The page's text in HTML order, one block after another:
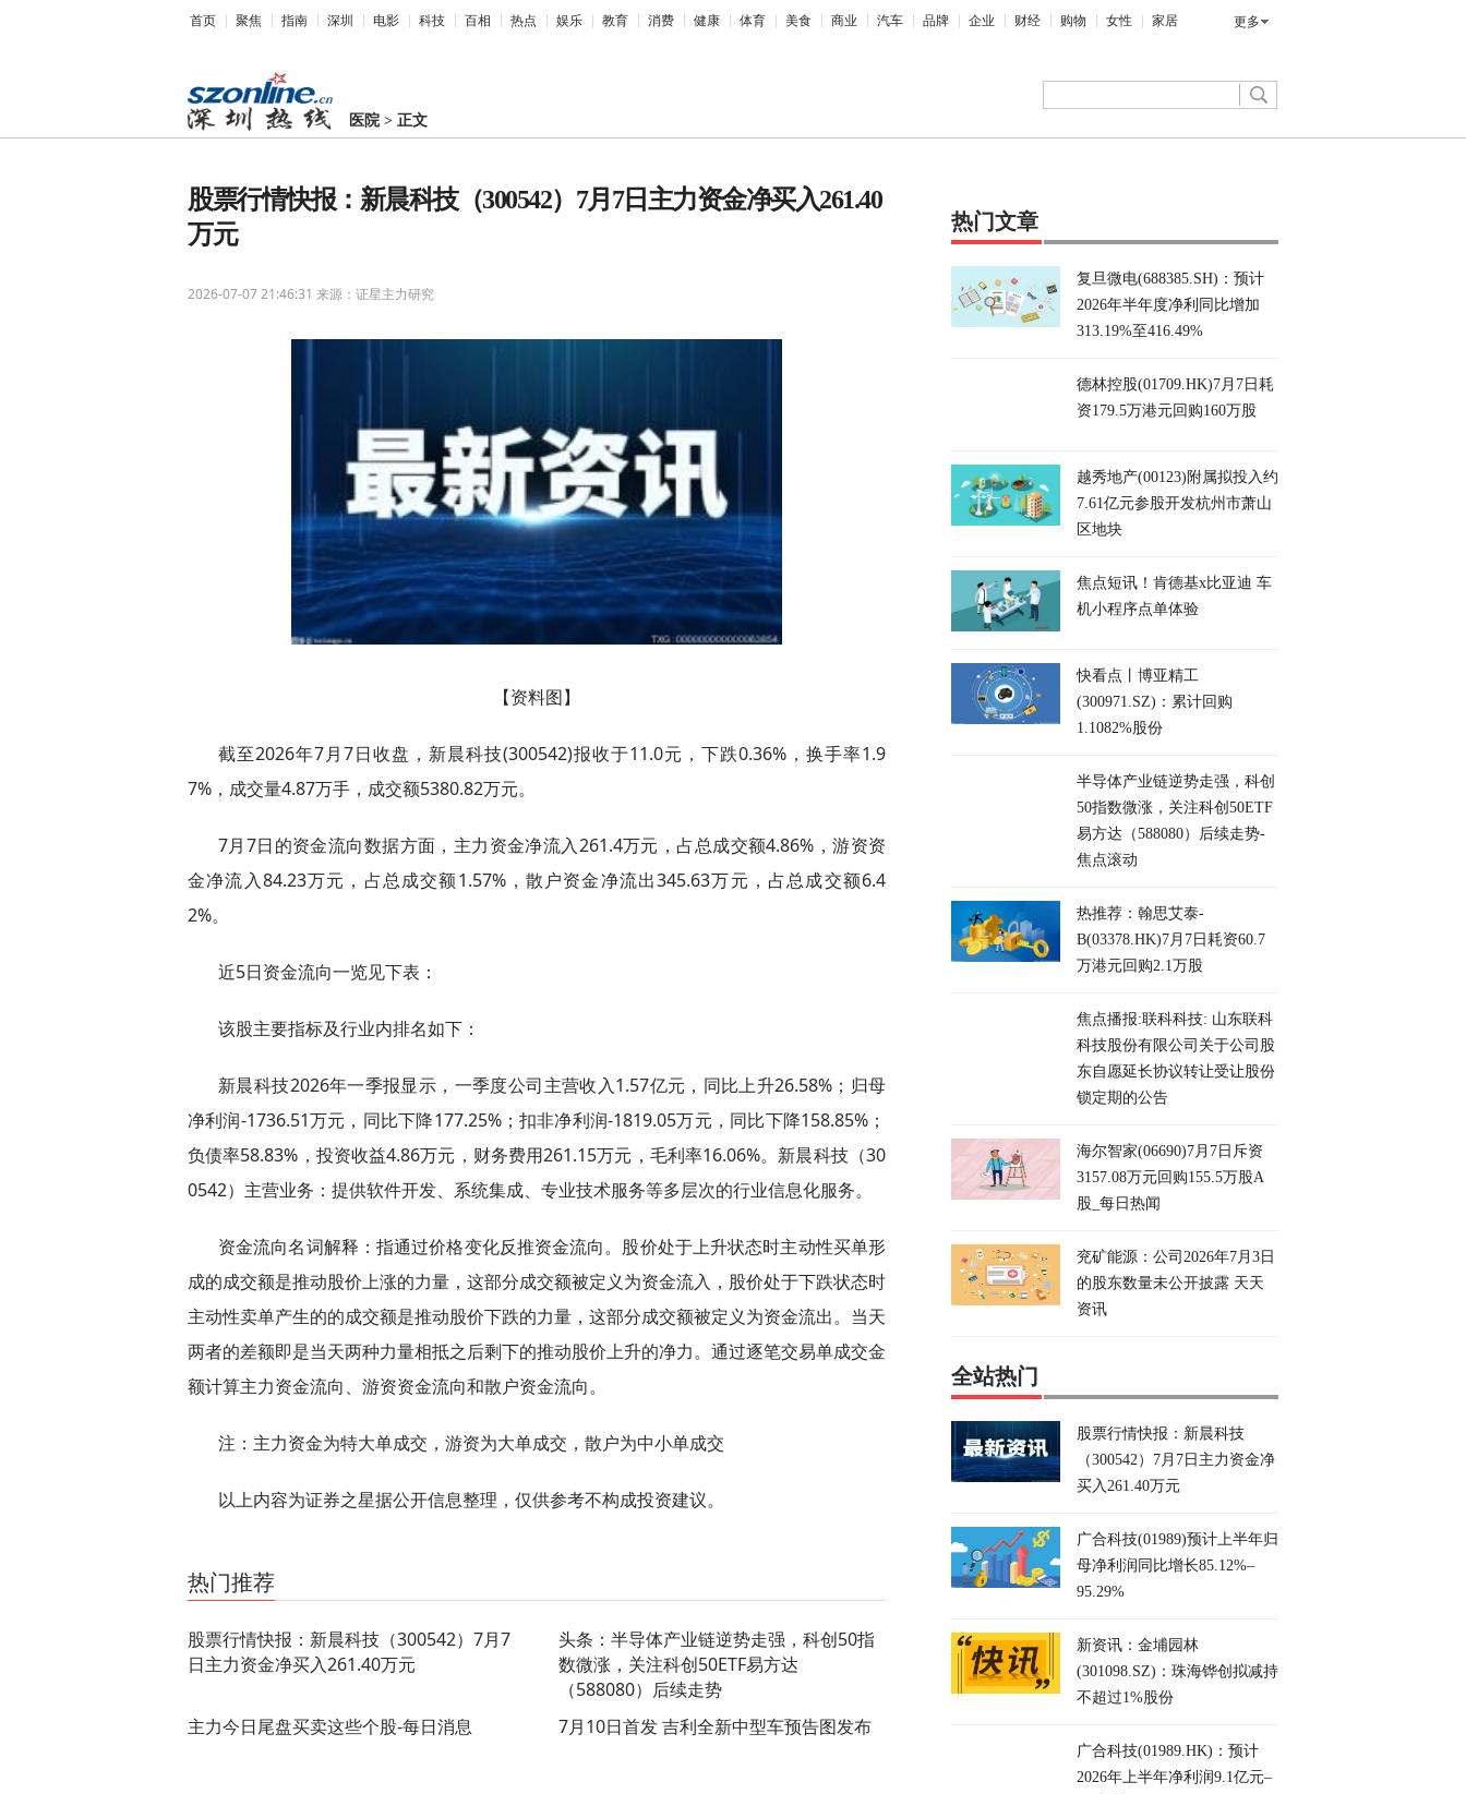
首页 聚焦 指南 深圳 电影 科技 百相 热点 娱乐 教育 消费 健康 体育 美食 商业 汽车 品牌 企业 财经 购物 女性 家居 更多
医院 >正文
股票行情快报：新晨科技（300542）7月7日主力资金净买入261.40
万元
2026-07-07 21:46:31 来源：证星主力研究
【资料图】
截至2026年7月7日收盘，新晨科技(300542)报收于11.0元，下跌0.36%，换手率1.9
7%，成交量4.87万手，成交额5380.82万元。
7月7日的资金流向数据方面，主力资金净流入261.4万元，占总成交额4.86%，游资资
金净流入84.23万元，占总成交额1.57%，散户资金净流出345.63万元，占总成交额6.4
2%。
近5日资金流向一览见下表：
该股主要指标及行业内排名如下：
新晨科技2026年一季报显示，一季度公司主营收入1.57亿元，同比上升26.58%；归母
净利润-1736.51万元，同比下降177.25%；扣非净利润-1819.05万元，同比下降158.85%；
负债率58.83%，投资收益4.86万元，财务费用261.15万元，毛利率16.06%。新晨科技（30
0542）主营业务：提供软件开发、系统集成、专业技术服务等多层次的行业信息化服务。
资金流向名词解释：指通过价格变化反推资金流向。股价处于上升状态时主动性买单形
成的成交额是推动股价上涨的力量，这部分成交额被定义为资金流入，股价处于下跌状态时
主动性卖单产生的的成交额是推动股价下跌的力量，这部分成交额被定义为资金流出。当天
两者的差额即是当天两种力量相抵之后剩下的推动股价上升的净力。通过逐笔交易单成交金
额计算主力资金流向、游资资金流向和散户资金流向。
注：主力资金为特大单成交，游资为大单成交，散户为中小单成交
以上内容为证券之星据公开信息整理，仅供参考不构成投资建议。
热门推荐
股票行情快报：新晨科技（300542）7月7
日主力资金净买入261.40万元
头条：半导体产业链逆势走强，科创50指
数微涨，关注科创50ETF易方达
（588080）后续走势
主力今日尾盘买卖这些个股-每日消息
7月10日首发 吉利全新中型车预告图发布
热门文章
复旦微电(688385.SH)：预计
2026年半年度净利同比增加
313.19%至416.49%
德林控股(01709.HK)7月7日耗
资179.5万港元回购160万股
越秀地产(00123)附属拟投入约
7.61亿元参股开发杭州市萧山
区地块
焦点短讯！肯德基x比亚迪 车
机小程序点单体验
快看点丨博亚精工
(300971.SZ)：累计回购
1.1082%股份
半导体产业链逆势走强，科创
50指数微涨，关注科创50ETF
易方达（588080）后续走势-
焦点滚动
热推荐：翰思艾泰-
B(03378.HK)7月7日耗资60.7
万港元回购2.1万股
焦点播报:联科科技: 山东联科
科技股份有限公司关于公司股
东自愿延长协议转让受让股份
锁定期的公告
海尔智家(06690)7月7日斥资
3157.08万元回购155.5万股A
股_每日热闻
兖矿能源：公司2026年7月3日
的股东数量未公开披露 天天
资讯
全站热门
股票行情快报：新晨科技
（300542）7月7日主力资金净
买入261.40万元
广合科技(01989)预计上半年归
母净利润同比增长85.12%–
95.29%
新资讯：金埔园林
(301098.SZ)：珠海铧创拟减持
不超过1%股份
广合科技(01989.HK)：预计
2026年上半年净利润9.1亿元–